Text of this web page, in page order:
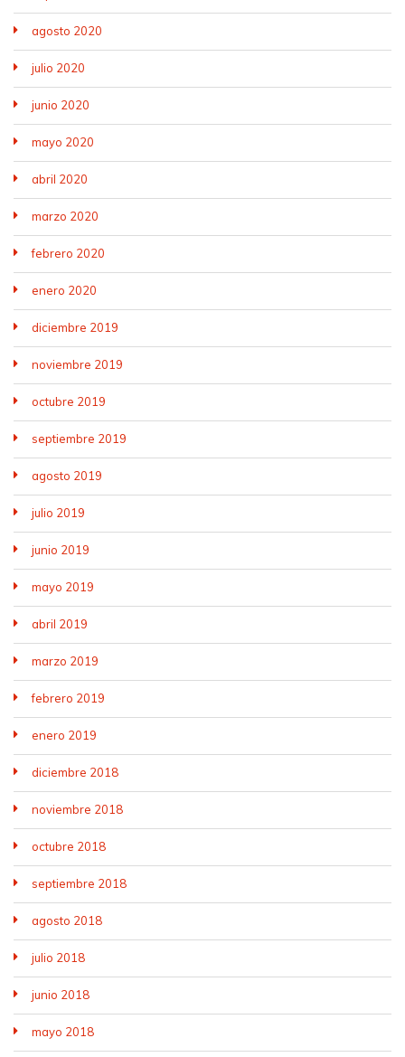
agosto 2020
julio 2020
junio 2020
mayo 2020
abril 2020
marzo 2020
febrero 2020
enero 2020
diciembre 2019
noviembre 2019
octubre 2019
septiembre 2019
agosto 2019
julio 2019
junio 2019
mayo 2019
abril 2019
marzo 2019
febrero 2019
enero 2019
diciembre 2018
noviembre 2018
octubre 2018
septiembre 2018
agosto 2018
julio 2018
junio 2018
mayo 2018